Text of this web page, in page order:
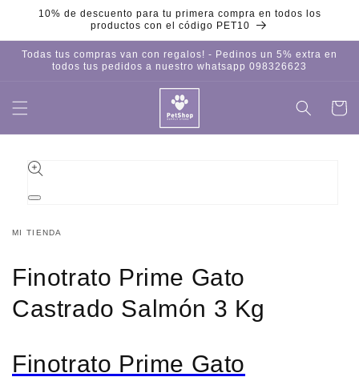
directamente
10% de descuento para tu primera compra en todos los
productos con el código PET10
Todas tus compras van con regalos! - Pedinos un 5% extra en
todos tus pedidos a nuestro whatsapp 098326623
Iniciar
sesión
Carrito
directamente
a la
del producto
Abrir
multimedia
1
ventana
modal
MI TIENDA
Finotrato Prime Gato
Castrado Salmón 3 Kg
Finotrato Prime Gato